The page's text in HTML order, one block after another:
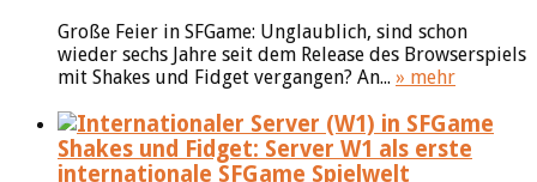
Große Feier in SFGame: Unglaublich, sind schon
wieder sechs Jahre seit dem Release des Browserspiels
mit Shakes und Fidget vergangen? An... » mehr
Shakes und Fidget: Server W1 als erste
internationale SFGame Spielwelt